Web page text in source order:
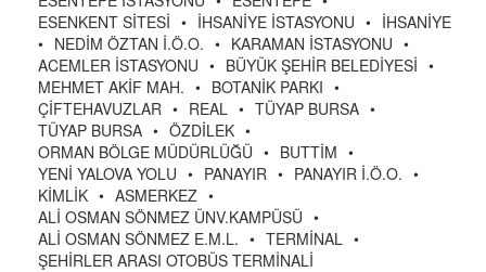
ESENKENT SİTESİ • İHSANİYE İSTASYONU • İHSANİYE
• NEDİM ÖZTAN İ.Ö.O. • KARAMAN İSTASYONU •
ACEMLER İSTASYONU • BÜYÜK ŞEHİR BELEDİYESİ •
MEHMET AKİF MAH. • BOTANİK PARKI •
ÇİFTEHAVUZLAR • REAL • TÜYAP BURSA •
TÜYAP BURSA • ÖZDİLEK •
ORMAN BÖLGE MÜDÜRLÜĞÜ • BUTTİM •
YENİ YALOVA YOLU • PANAYIR • PANAYIR İ.Ö.O. •
KİMLİK • ASMERKEZ •
ALİ OSMAN SÖNMEZ ÜNV.KAMPÜSÜ •
ALİ OSMAN SÖNMEZ E.M.L. • TERMİNAL •
ŞEHİRLER ARASI OTOBÜS TERMİNALİ